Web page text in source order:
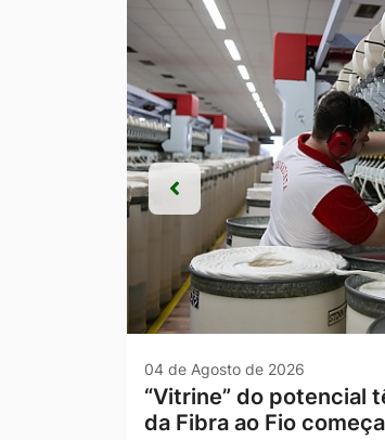
03 de Agosto de 2026
SIASP realiza mais
Campo Verde
Anterior
Anterior